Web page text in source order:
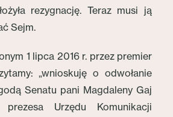
rezygnację. Teraz musi ją
Sejm.
1 lipca 2016 r. przez premier
„wnioskuję o odwołanie
Senatu pani Magdaleny Gaj
Urzędu Komunikacji